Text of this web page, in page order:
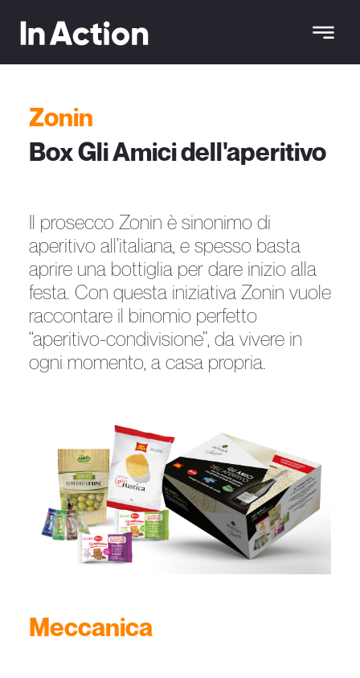
Zonin
Box Gli Amici dell'aperitivo
Il prosecco Zonin è sinonimo di
aperitivo all’italiana, e spesso basta
aprire una bottiglia per dare inizio alla
festa. Con questa iniziativa Zonin vuole
raccontare il binomio perfetto
“aperitivo-condivisione”, da vivere in
ogni momento, a casa propria.
Meccanica